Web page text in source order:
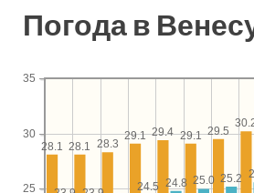
Погода в